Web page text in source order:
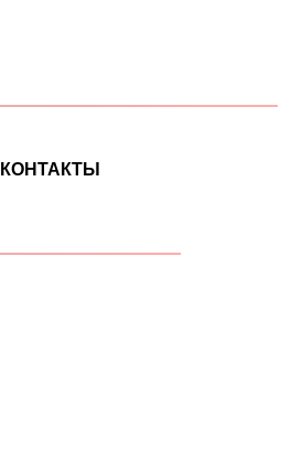
КОНТАКТЫ